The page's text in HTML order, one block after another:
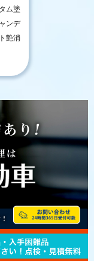
ム塗
ンデ
艶消